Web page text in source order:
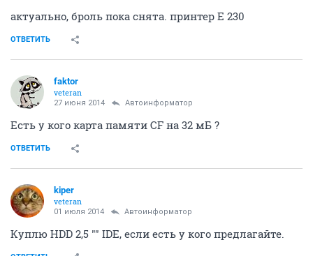
актуально, броль пока снята. принтер E 230
ОТВЕТИТЬ
faktor
veteran
27 июня 2014 Автоинформатор
Есть у кого карта памяти CF на 32 мБ ?
ОТВЕТИТЬ
kiper
veteran
01 июля 2014 Автоинформатор
Куплю HDD 2,5 "" IDE, если есть у кого предлагайте.